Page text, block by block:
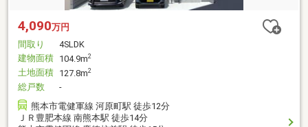
4,090万円
間取り
4SLDK
建物面積 104.9m2
土地面積 127.8m2
総戸数
-
熊本市電健軍線 河原町駅 徒歩12分
ＪＲ豊肥本線 南熊本駅 徒歩14分